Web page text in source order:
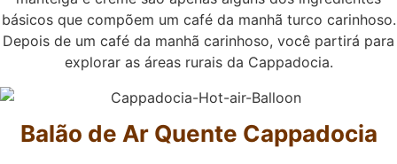
básicos que compõem um café da manhã turco carinhoso.
Depois de um café da manhã carinhoso, você partirá para
explorar as áreas rurais da Cappadocia.
Balão de Ar Quente Cappadocia